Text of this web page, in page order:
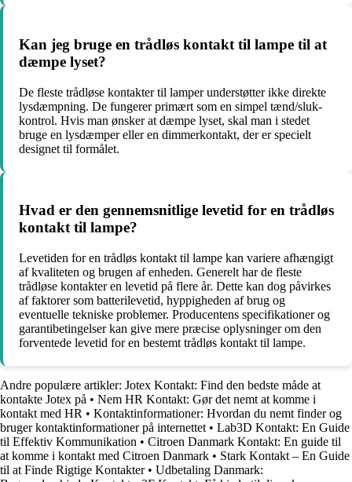
Kan jeg bruge en trådløs kontakt til lampe til at
dæmpe lyset?
De fleste trådløse kontakter til lamper understøtter ikke direkte
lysdæmpning. De fungerer primært som en simpel tænd/sluk-
kontrol. Hvis man ønsker at dæmpe lyset, skal man i stedet
bruge en lysdæmper eller en dimmerkontakt, der er specielt
designet til formålet.
Hvad er den gennemsnitlige levetid for en trådløs
kontakt til lampe?
Levetiden for en trådløs kontakt til lampe kan variere afhængigt
af kvaliteten og brugen af enheden. Generelt har de fleste
trådløse kontakter en levetid på flere år. Dette kan dog påvirkes
af faktorer som batterilevetid, hyppigheden af brug og
eventuelle tekniske problemer. Producentens specifikationer og
garantibetingelser kan give mere præcise oplysninger om den
forventede levetid for en bestemt trådløs kontakt til lampe.
Andre populære artikler: Jotex Kontakt: Find den bedste måde at
kontakte Jotex på • Nem HR Kontakt: Gør det nemt at komme i
kontakt med HR • Kontaktinformationer: Hvordan du nemt finder og
bruger kontaktinformationer på internettet • Lab3D Kontakt: En Guide
til Effektiv Kommunikation • Citroen Danmark Kontakt: En guide til
at komme i kontakt med Citroen Danmark • Stark Kontakt – En Guide
til at Finde Rigtige Kontakter• Udbetaling Danmark: